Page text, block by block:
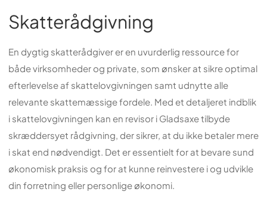
Skatterådgivning
En dygtig skatterådgiver er en uvurderlig ressource for
både virksomheder og private, som ønsker at sikre optimal
efterlevelse af skattelovgivningen samt udnytte alle
relevante skattemæssige fordele. Med et detaljeret indblik
i skattelovgivningen kan en revisor i Gladsaxe tilbyde
skræddersyet rådgivning, der sikrer, at du ikke betaler mere
i skat end nødvendigt. Det er essentielt for at bevare sund
økonomisk praksis og for at kunne reinvestere i og udvikle
din forretning eller personlige økonomi.